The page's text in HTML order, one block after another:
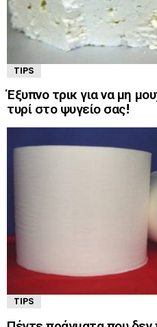
TIPS
Έξυπνο τρικ για να μη
τυρί στο ψυγείο σας!
TIPS